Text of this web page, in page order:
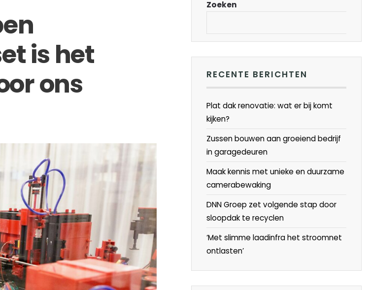
is het
ons
Zoeken
RECENTE BERICHTEN
Plat dak renovatie: wat er bij komt
kijken?
Zussen bouwen aan groeiend bedrijf
in garagedeuren
Maak kennis met unieke en duurzame
camerabewaking
DNN Groep zet volgende stap door
sloopdak te recyclen
‘Met slimme laadinfra het stroomnet
ontlasten’